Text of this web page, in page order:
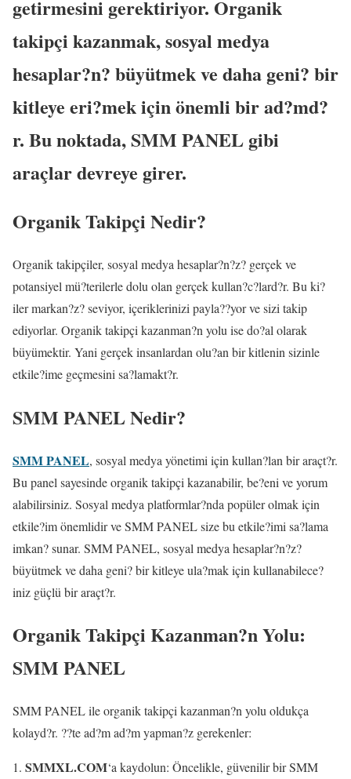
getirmesini gerektiriyor. Organik
takipçi kazanmak, sosyal medya
hesaplar?n? büyütmek ve daha geni? bir
kitleye eri?mek için önemli bir ad?md?
r. Bu noktada, SMM PANEL gibi
araçlar devreye girer.
Organik Takipçi Nedir?
Organik takipçiler, sosyal medya hesaplar?n?z? gerçek ve
potansiyel mü?terilerle dolu olan gerçek kullan?c?lard?r. Bu ki?
iler markan?z? seviyor, içeriklerinizi payla??yor ve sizi takip
ediyorlar. Organik takipçi kazanman?n yolu ise do?al olarak
büyümektir. Yani gerçek insanlardan olu?an bir kitlenin sizinle
etkile?ime geçmesini sa?lamakt?r.
SMM PANEL Nedir?
SMM PANEL, sosyal medya yönetimi için kullan?lan bir araçt?r.
Bu panel sayesinde organik takipçi kazanabilir, be?eni ve yorum
alabilirsiniz. Sosyal medya platformlar?nda popüler olmak için
etkile?im önemlidir ve SMM PANEL size bu etkile?imi sa?lama
imkan? sunar. SMM PANEL, sosyal medya hesaplar?n?z?
büyütmek ve daha geni? bir kitleye ula?mak için kullanabilece?
iniz güçlü bir araçt?r.
Organik Takipçi Kazanman?n Yolu:
SMM PANEL
SMM PANEL ile organik takipçi kazanman?n yolu oldukça
kolayd?r. ??te ad?m ad?m yapman?z gerekenler:
SMMXL.COM‘a kaydolun: Öncelikle, güvenilir bir SMM